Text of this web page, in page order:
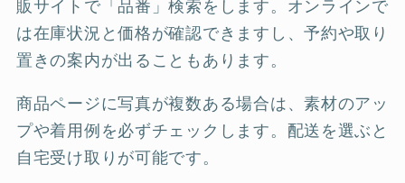
販サイトで「品番」検索をします。オンラインで
は在庫状況と価格が確認できますし、予約や取り
置きの案内が出ることもあります。
商品ページに写真が複数ある場合は、素材のアッ
プや着用例を必ずチェックします。配送を選ぶと
自宅受け取りが可能です。